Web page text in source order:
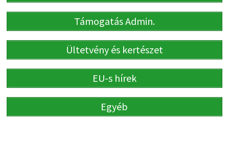
Támogatás Admin.
Ültetvény és kertészet
EU-s hírek
Egyéb